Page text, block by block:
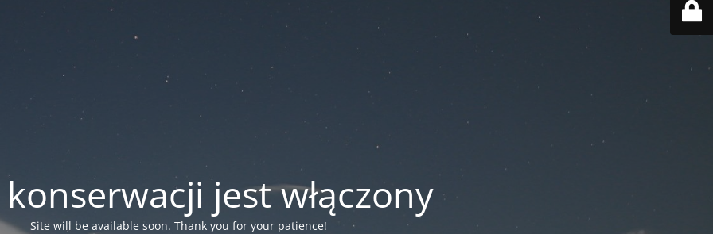
jest włączony
Site will be available soon. Thank you for your patience!